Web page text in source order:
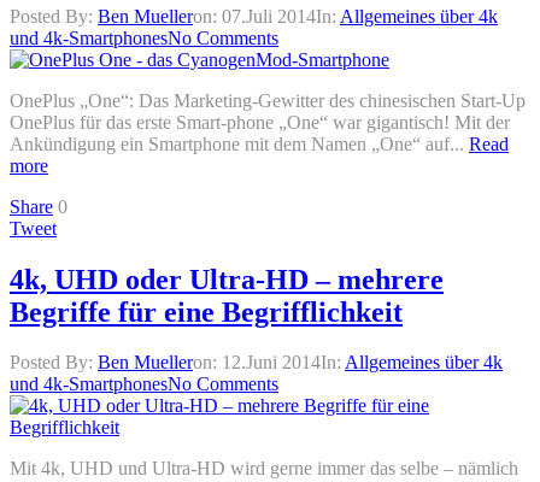
Posted By: Ben Muelleron: 07.Juli 2014In: Allgemeines über 4k
und 4k-SmartphonesNo Comments
OnePlus „One“: Das Marketing-Gewitter des chinesischen Start-Up
OnePlus für das erste Smart-phone „One“ war gigantisch! Mit der
Ankündigung ein Smartphone mit dem Namen „One“ auf... Read
more
Share 0
Tweet
4k, UHD oder Ultra-HD – mehrere
Begriffe für eine Begrifflichkeit
Posted By: Ben Muelleron: 12.Juni 2014In: Allgemeines über 4k
und 4k-SmartphonesNo Comments
Mit 4k, UHD und Ultra-HD wird gerne immer das selbe – nämlich